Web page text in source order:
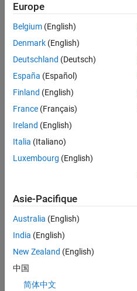
correspondant
à vos
critères
de
recherche.
Vous
pouvez
élargir
votre
recherche
ou
afficher
l’ensemble
d'emploi.
malgré
tout
vous
trouvez
pas
Europe
Belgium (English)
Denmark (English)
Deutschland (Deutsch)
España (Español)
Finland (English)
France (Français)
Ireland (English)
Italia (Italiano)
Luxembourg (English)
Asie-Pacifique
Australia (English)
India (English)
New Zealand (English)
中国
简体中文